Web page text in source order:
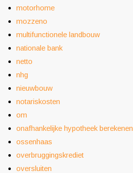
motorhome
mozzeno
multifunctionele landbouw
nationale bank
netto
nhg
nieuwbouw
notariskosten
om
onafhankelijke hypotheek berekenen
ossenhaas
overbruggingskrediet
oversluiten